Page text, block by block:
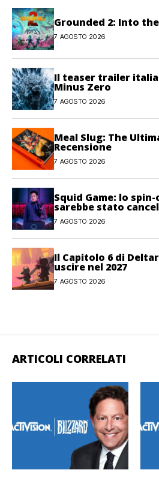
Grounded 2: Into
7 AGOSTO 2026
Il teaser trailer
Minus Zero
7 AGOSTO 2026
Meal Slug: The
Recensione
7 AGOSTO 2026
Squid Game: lo
sarebbe stato
7 AGOSTO 2026
Il Capitolo 6 di
uscire nel 2027
7 AGOSTO 2026
ARTICOLI CORRELATI